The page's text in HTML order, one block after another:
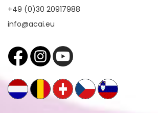
+49 (0)30 20917988
info@acai.eu